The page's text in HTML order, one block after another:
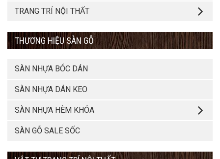
TRANG TRÍ NỘI THẤT
THƯƠNG HIỆU SÀN GỖ
SÀN NHỰA BÓC DÁN
SÀN NHỰA DÁN KEO
SÀN NHỰA HÈM KHÓA
SÀN GỖ SALE SỐC